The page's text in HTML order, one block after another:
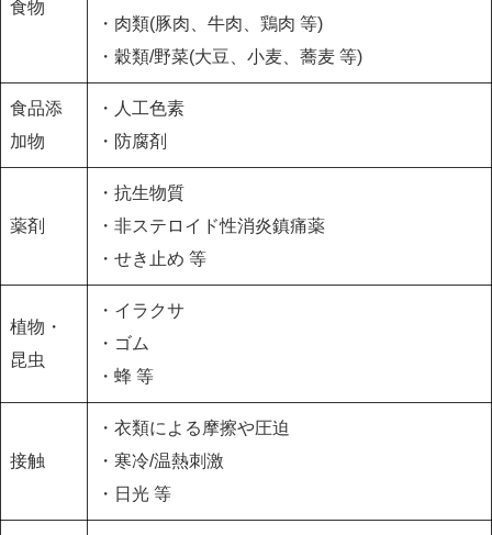
食物
・肉類(豚肉、牛肉、鶏肉 等)
・穀類/野菜(大豆、小麦、蕎麦 等)
食品添
加物
・人工色素
・防腐剤
薬剤
・抗生物質
・非ステロイド性消炎鎮痛薬
・せき止め 等
植物・
昆虫
・イラクサ
・ゴム
・蜂 等
接触
・衣類による摩擦や圧迫
・寒冷/温熱刺激
・日光 等